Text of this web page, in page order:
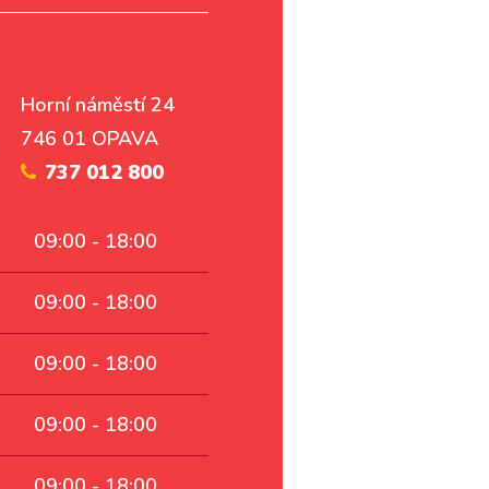
Horní náměstí 24
746 01 OPAVA
737 012 800
09:00 - 18:00
09:00 - 18:00
09:00 - 18:00
09:00 - 18:00